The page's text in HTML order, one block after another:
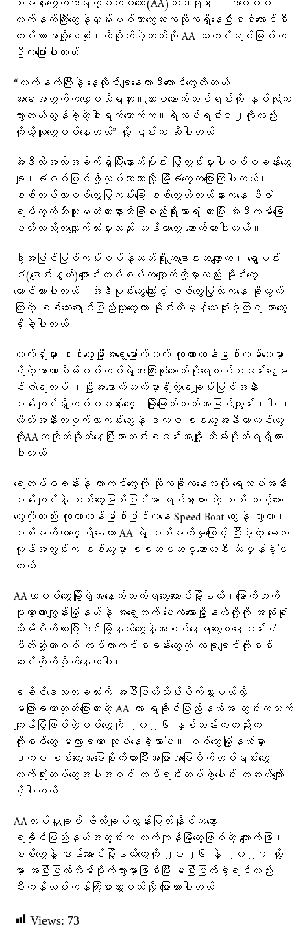
စခန်းတွေကိုအာရက္ခတပ်တော်(AA)ကဒရုန်း၊ အဝေးပစ်
လက်နက်ကြီးတွေနဲ့လှမ်းပစ်တာတွေဆက်တိုက်ရှိနေပြီးစစ်ကောင်စီ
တပ်သားအချို့သေဆုံး၊ထိခိုက်ခဲ့တယ်လို့ AA သတင်းရင်းမြစ်တ
ဦးကပြောပါတယ်။
“လက်နက်ကြီးနဲ့ နေ့တိုင်းချနေတာဒီကောင်တွေထိတယ်။
အရေအတွက်ကတော့မသိရဘူး။ကျားမသောက်တပ်ရင်းကို နှစ်လုံးကျ
သွားတယ်လွန်ခဲ့တဲ့ငါးရက်လောက်က။ရဲတပ်ရင်း၁၂ကိုလည်း
ကိုယ့်လူတွေပစ်နေတယ်” လို့ ၎င်းက ဆိုပါတယ်။
အဲဒီလိုအထိအခိုက်ရှိပြီးနောက်ပိုင်း မြို့တွင်းမှာပါစစ်စခန်းတွေ
ချ၊ခံစစ်ပြင်ဖို့လုပ်လာတာလို့ မြို့ခံတွေကပြောကြပါတယ်။
စစ်တပ်ဟာစစ်တွေမြို့ကမ်းခြေ စစ်တွေဟိုတယ်နားကနေ မိဇံ
ရပ်ကွက်ဘီလူးမတံတားနားထိခြံစည်းရိုးကာရံ ထားပြီး အဲဒီကမ်းခြေ
ပတ်လည်တလျှောက်လုံးမှာလည်း ဘန်ကာတွေ ဆောက်ထားပါတယ်။
ဒါ့အပြင်မြစ်ကမ်းစပ်နဲ့ဆတ်ရိုးကျချောင်းတလျှောက်၊ ရွှေမင်း
ဂံ(ချောင်းနွယ်)ချောင်းကပ်စပ်တလျှောက်တို့မှာလည်း မိုင်းတွေ
ထောင်ထားပါတယ်။အဲဒီမိုင်းတွေကြောင့် စစ်တွေမြို့ထဲကနေ ခိုးထွက်
ကြတဲ့ စစ်ဘေးရှောင်ပြည်သူတွေဟာ မိုင်းထိမှန်သေဆုံးခဲ့ကြရ တာတွေ
ရှိခဲ့ပါတယ်။
လက်ရှိမှာ စစ်တွေမြို့အရှေ့မြောက်ဘက် ကုလားတန်မြစ်ကမ်းဘေးမှာ
ရှိတဲ့အာဏာသိမ်းစစ်တပ်ရဲ့အကြီးဆုံးထောက်ပို့ရေတပ်စခန်းရွှေမ
င်းဂံရေတပ် ၊မြို့အနောက်ဘက်မှာရှိတဲ့ရေချမ်းပြင်အနီး
ဝန်းကျင်ရှိတပ်စခန်းတွေ၊မြို့မြောက်ဘက်အမြင့်ကျွန်း၊ပါဒ
လိတ်အနီးတဝိုက်ကာကင်းတွေနဲ့ ဒကစ စစ်တွေအနီးကာကင်းတွေ
ကိုAAကတိုက်ခိုက်နေပြီးကာကင်းစခန်းအချို့ သိမ်းပိုက်ရရှိထား
ပါတယ်။
ရေတပ်စခန်းနဲ့ ကာကင်းတွေကို တိုက်ခိုက်နေသလို ရေတပ်အနီး
ဝန်းကျင်နဲ့ စစ်တွေမြစ်ပြင်မှာ ရပ်နားထား တဲ့ စစ် သင်္ဘော
တွေကိုလည်း ကုလားတန်မြစ်ပြင်ကနေ Speed Boat တွေနဲ့ သွားလာ၊
ပစ်ခတ်တာတွေ ရှိနေကာ AA ရဲ့ ပစ်ခတ်မှုကြောင့် ပြီးခဲ့တဲ့ မေလ
ကုန်အတွင်းက စစ်တွေမှာ စစ်တပ်သင်္ဘောတစီး ထိမှန်ခဲ့ပါ
တယ်။
AAဟာစစ်တွေမြို့ရဲ့အနောက်ဘက်ရသေ့တောင်မြို့နယ်၊မြောက်ဘက်
ပုဏ္ဏားကျွန်းမြို့နယ်နဲ့ အရှေ့ဘက် ပေါက်တောမြို့နယ်တို့ကို အလုံးစုံ
သိမ်းပိုက်ထားပြီးအဲဒီမြို့နယ်တွေနဲ့အစပ်နေရာတွေကနေဝန်းရံ
ပိတ်ဆို့ကာစစ် တပ်ကာကင်းစခန်းတွေကို တခုချင်းထိုးစစ်
ဆင်တိုက်ခိုက်နေတာပါ။
ရခိုင်ဒေသတခုလုံးကို အပြီးပြတ်သိမ်းပိုက်သွားမယ်လို့
မကြာခဏထုတ်ပြောထားတဲ့ AA ဟာ ရခိုင်ပြည်နယ်အ တွင်းကလက်
ကျန်မြို့ဖြစ်တဲ့စစ်တွေကို ၂၀၂၆ နှစ်ဆန်းကတည်းက
ထိုးစစ်တွေ မကြာခဏ လုပ်နေခဲ့တာပါ။ စစ်တွေမြို့နယ်မှာ
ဒကစ စစ်တွေအခြေစိုက်ထားပြီးအခြားအခြေစိုက်တပ်ရင်းတွေ၊
လက်ရုံးတပ်တွေအပါအဝင် တပ်ရင်းတပ်ဖွဲ့ပေါင်း တဆယ်ကျော်
ရှိပါတယ်။
AAတပ်မှူးချုပ် ဗိုလ်ချုပ်ထွန်းမြတ်နိုင်ကတော့
ရခိုင်ပြည်နယ်အတွင်းက လက်ကျန်မြို့တွေဖြစ်တဲ့ ကျောက်ဖြူ၊
စစ်တွေနဲ့ မာန်အောင်မြို့နယ်တွေကို ၂၀၂၆ နဲ့ ၂၀၂၇ တို့
မှာ အပြီးပြတ်သိမ်းပိုက်သွားမှာဖြစ်ပြီး မပြီးပြတ်ခဲ့ရင်လည်း
မီးကုန်ယမ်းကုန်ကြိုးစားသွားမယ်လို့ ​ပြောထားပါတယ်။
Views: 73